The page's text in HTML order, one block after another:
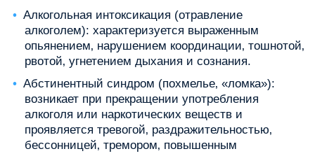
Алкогольная интоксикация (отравление
алкоголем): характеризуется выраженным
опьянением‚ нарушением координации‚ тошнотой‚
рвотой‚ угнетением дыхания и сознания.
Абстинентный синдром (похмелье‚ «ломка»):
возникает при прекращении употребления
алкоголя или наркотических веществ и
проявляется тревогой‚ раздражительностью‚
бессонницей‚ тремором‚ повышенным